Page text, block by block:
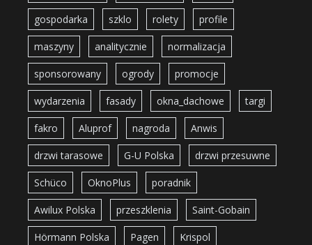
gospodarka szklo rolety profile
maszyny analitycznie normalizacja
sponsorowany ogrody promocje
wydarzenia fasady okna_dachowe targi
fakro Aluprof nagroda Anwis
drzwi tarasowe G-U Polska drzwi przesuwne
Schüco OknoPlus poradnik
Awilux Polska przeszklenia Saint-Gobain
Hörmann Polska Pagen Krispol